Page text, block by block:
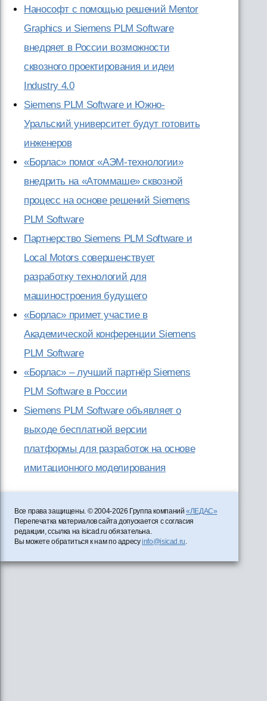
Нанософт с помощью решений Mentor
Graphics и Siemens PLM Software
внедряет в России возможности
сквозного проектирования и идеи
Industry 4.0
Siemens PLM Software и Южно-
Уральский университет будут готовить
инженеров
«Борлас» помог «АЭМ-технологии»
внедрить на «Атоммаше» сквозной
процесс на основе решений Siemens
PLM Software
Партнерство Siemens PLM Software и
Local Motors совершенствует
разработку технологий для
машиностроения будущего
«Борлас» примет участие в
Академической конференции Siemens
PLM Software
«Борлас» – лучший партнёр Siemens
PLM Software в России
Siemens PLM Software объявляет о
выходе бесплатной версии
платформы для разработок на основе
имитационного моделирования
Все права защищены. © 2004-2026 Группа компаний«ЛЕДАС»
Перепечатка материалов сайта допускается с согласия
редакции, ссылка на isicad.ru обязательна.
Вы можете обратиться к нам по адресуinfo@isicad.ru